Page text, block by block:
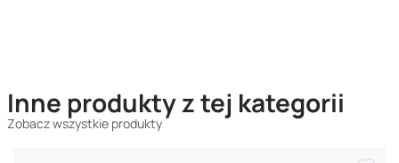
Inne produkty z tej kategorii
Zobacz wszystkie produkty